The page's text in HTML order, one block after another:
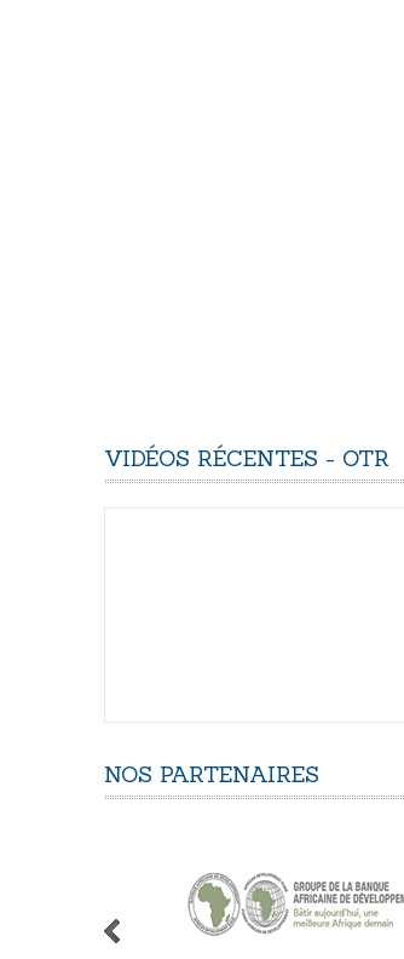
VIDÉOS RÉCENTES - OTR
NOS PARTENAIRES